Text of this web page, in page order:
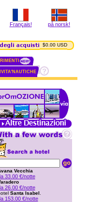
Français! på norsk!
$0.00 USD
Vecchia
33.00 €/notte
26.00 €/notte
Santa Isabel
153.00 €/notte